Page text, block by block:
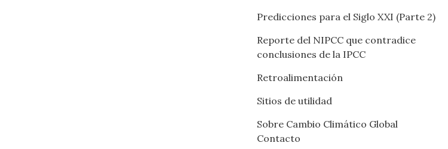
Predicciones para el Siglo XXI (Parte 2)
Reporte del NIPCC que contradice
conclusiones de la IPCC
Retroalimentación
Sitios de utilidad
Sobre Cambio Climático Global
Contacto